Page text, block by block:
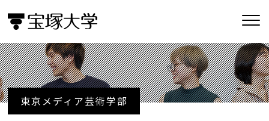
東京メディア芸術学部